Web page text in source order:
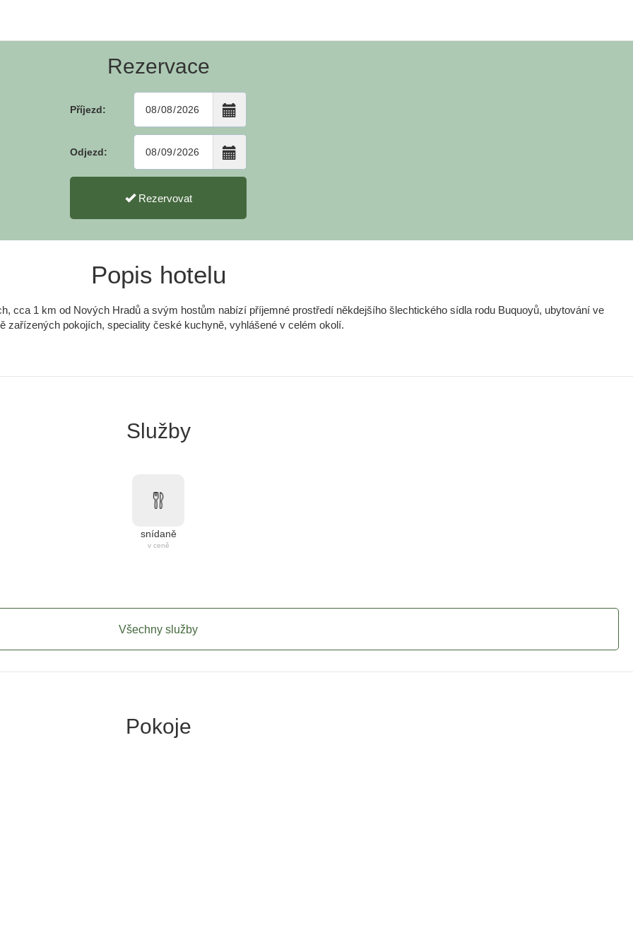
Rezervace
Příjezd:
Odjezd:
Rezervovat
Popis hotelu
cca 1 km od Nových Hradů a svým hostům nabízí příjemné prostředí někdejšího šlechtického sídla rodu Buquoyů, ubytování ve
zařízených pokojích, speciality české kuchyně, vyhlášené v celém okolí.
Služby
snídaně
v ceně
Všechny služby
Pokoje